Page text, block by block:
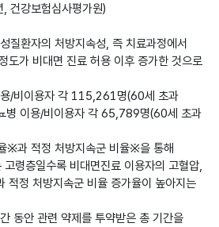
건강보험심사평가원)
질환자의 처방지속성, 즉 치료과정에서
도가 비대면 진료 허용 이후 증가한 것으로
/비이용자 각 115,261명(60세 초과
병 이용/비이용자 각 65,789명(60세 초과
※과 적정 처방지속군 비율※을 통해
령층일수록 비대면진료 이용자의 고혈압,
적정 처방지속군 비율 증가율이 높아지는
동안 관련 약제를 투약받은 총 기간을